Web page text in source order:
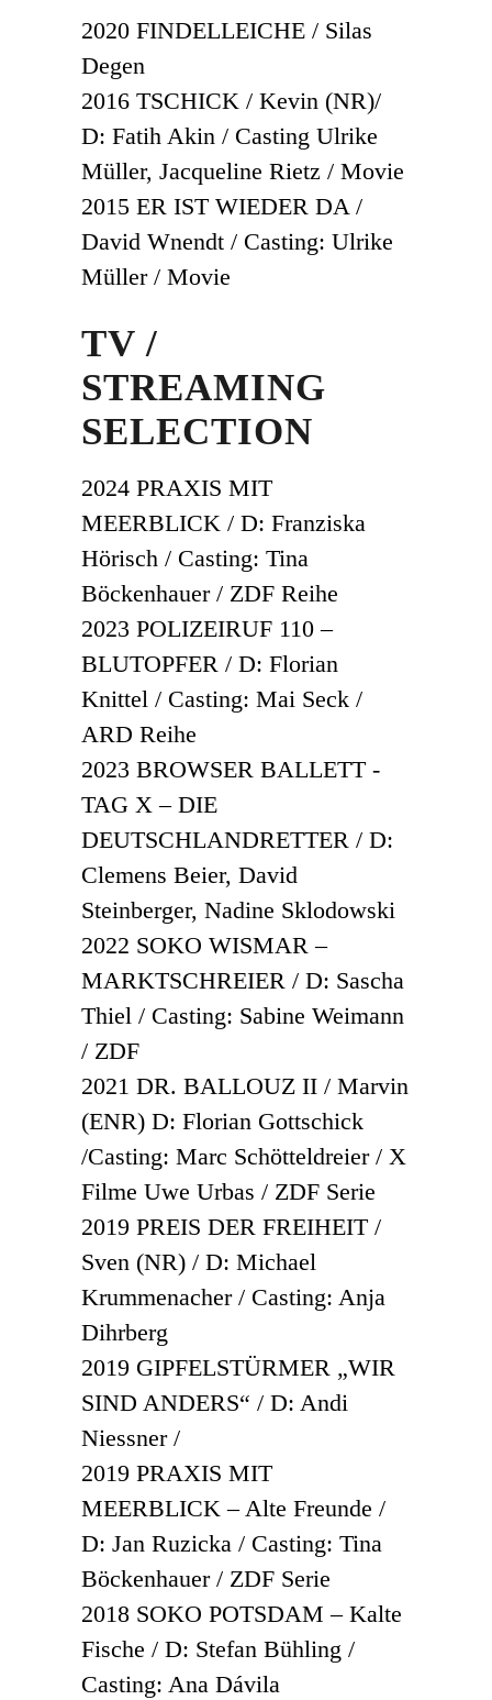
2020 FINDELLEICHE / Silas
Degen
2016 TSCHICK / Kevin (NR)/
D: Fatih Akin / Casting Ulrike
Müller, Jacqueline Rietz / Movie
2015 ER IST WIEDER DA /
David Wnendt / Casting: Ulrike
Müller / Movie
TV /
STREAMING
SELECTION
2024 PRAXIS MIT
MEERBLICK / D: Franziska
Hörisch / Casting: Tina
Böckenhauer / ZDF Reihe
2023 POLIZEIRUF 110 –
BLUTOPFER / D: Florian
Knittel / Casting: Mai Seck /
ARD Reihe
2023 BROWSER BALLETT -
TAG X – DIE
DEUTSCHLANDRETTER / D:
Clemens Beier, David
Steinberger, Nadine Sklodowski
2022 SOKO WISMAR –
MARKTSCHREIER / D: Sascha
Thiel / Casting: Sabine Weimann
/ ZDF
2021 DR. BALLOUZ II / Marvin
(ENR) D: Florian Gottschick
/Casting: Marc Schötteldreier / X
Filme Uwe Urbas / ZDF Serie
2019 PREIS DER FREIHEIT /
Sven (NR) / D: Michael
Krummenacher / Casting: Anja
Dihrberg
2019 GIPFELSTÜRMER „WIR
SIND ANDERS“ / D: Andi
Niessner /
2019 PRAXIS MIT
MEERBLICK – Alte Freunde /
D: Jan Ruzicka / Casting: Tina
Böckenhauer / ZDF Serie
2018 SOKO POTSDAM – Kalte
Fische / D: Stefan Bühling /
Casting: Ana Dávila